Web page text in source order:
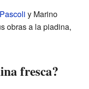
y Marino
obras a la piadina,
fresca?